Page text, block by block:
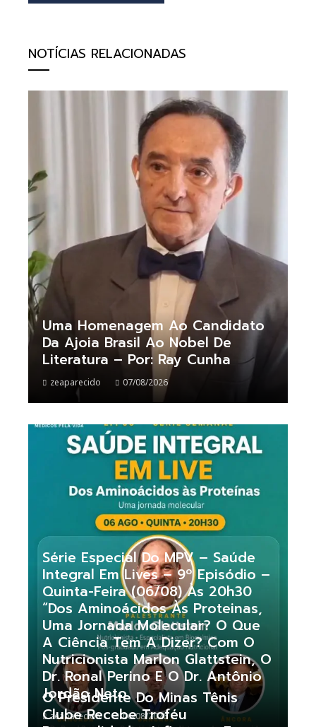
NOTÍCIAS RELACIONADAS
Uma Homenagem Ao Candidato
Da Ajoia Brasil Ao Nobel De
Literatura – Por: Ray Cunha
zeaparecido 07/08/2026
Série Especial Do MPV – Saúde
Integral Em Lives – 9º Episódio –
Quinta-Feira (06/08) Às 20h30
“Dos Aminoácidos Às Proteinas,
Uma Jornada Molecular? O Que
A Ciência Tem A Dizer? Com O
Nutricionista Marlon Glattstein, O
Dr. Ronal Perino E O Dr. Antônio
Jordão Neto
zeaparecido 06/08/2026
O Presidente Do Minas Tênis
Clube Recebe Troféu